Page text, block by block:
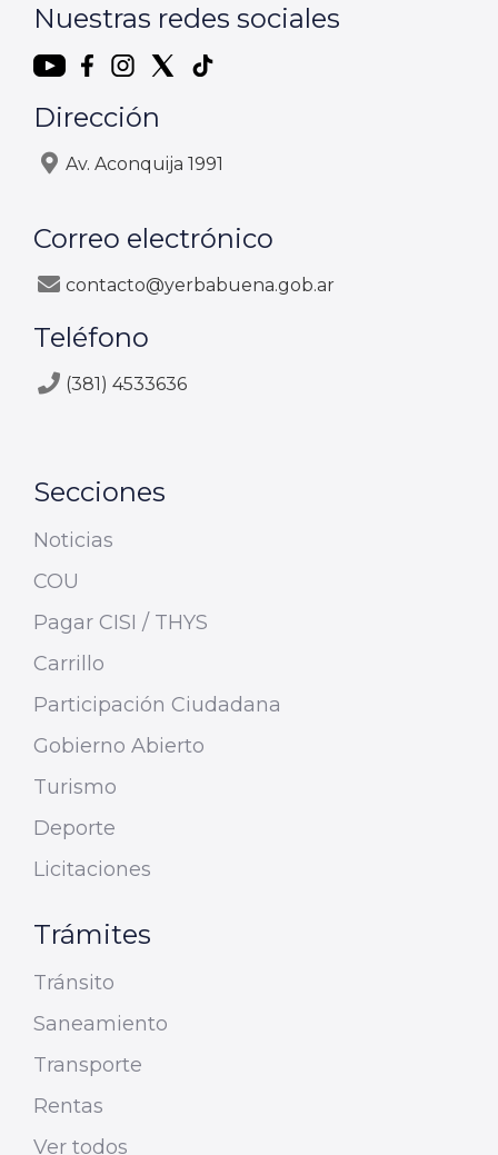
Nuestras redes sociales
Dirección
Av. Aconquija 1991
Correo electrónico
contacto@yerbabuena.gob.ar
Teléfono
(381) 4533636
Secciones
Noticias
COU
Pagar CISI / THYS
Carrillo
Participación Ciudadana
Gobierno Abierto
Turismo
Deporte
Licitaciones
Trámites
Tránsito
Saneamiento
Transporte
Rentas
Ver todos